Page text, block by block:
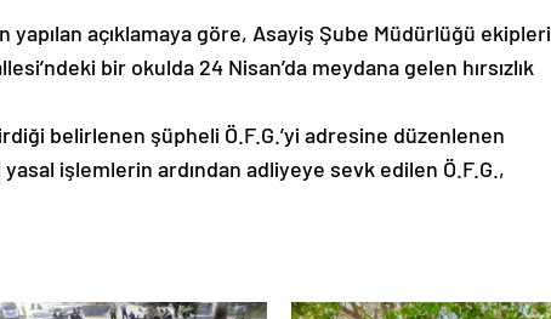
açıklamaya göre, Asayiş Şube Müdürlüğü ekipleri
bir okulda 24 Nisan’da meydana gelen hırsızlık
belirlenen şüpheli Ö.F.G.’yi adresine düzenlenen
işlemlerin ardından adliyeye sevk edilen Ö.F.G.,